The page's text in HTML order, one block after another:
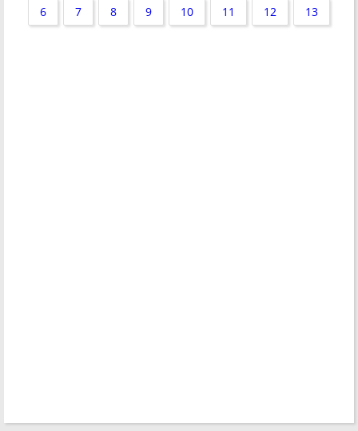
6 7 8 9 10 11 12 13